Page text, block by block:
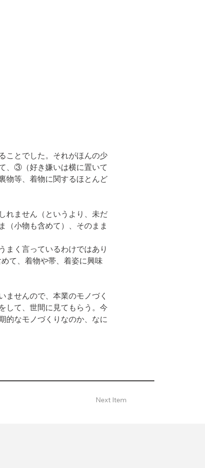
ことでした。それがほんの少
、③（好き嫌いは横に置いて
物等、着物に関するほとんど
れません（というより、未だ
（小物も含めて）、そのまま
まく言っているわけではあり
て、着物や帯、着姿に興味
ませんので、本業のモノづく
して、世間に見てもらう。今
的なモノづくりなのか、なに
Next Item